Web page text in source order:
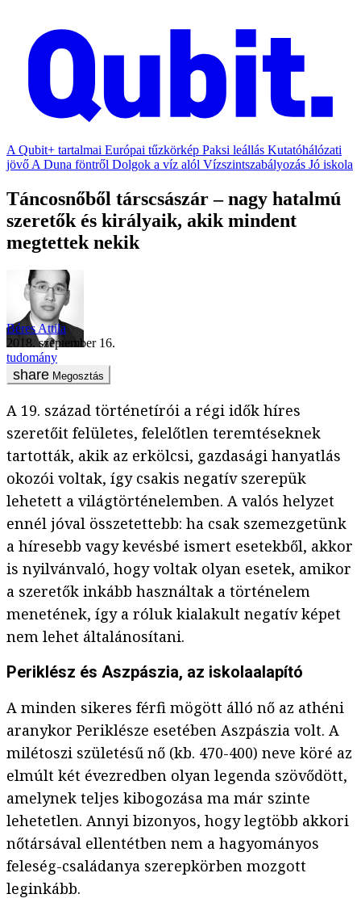
A Qubit+ tartalmai Európai tűzkörkép Paksi leállás Kutatóhálózati
jövő A Duna föntről Dolgok a víz alól Vízszintszabályozás Jó iskola
Táncosnőből társcsászár – nagy hatalmú
szeretők és királyaik, akik mindent
megtettek nekik
Béres Attila
2018. szeptember 16.
tudomány
Megosztás
A 19. század történetírói a régi idők híres
szeretőit felületes, felelőtlen teremtéseknek
tartották, akik az erkölcsi, gazdasági hanyatlás
okozói voltak, így csakis negatív szerepük
lehetett a világtörténelemben. A valós helyzet
ennél jóval összetettebb: ha csak szemezgetünk
a híresebb vagy kevésbé ismert esetekből, akkor
is nyilvánvaló, hogy voltak olyan esetek, amikor
a szeretők inkább használtak a történelem
menetének, így a róluk kialakult negatív képet
nem lehet általánosítani.
Periklész és Aszpászia, az iskolaalapító
A minden sikeres férfi mögött álló nő az athéni
aranykor Periklésze esetében Aszpászia volt. A
milétoszi születésű nő (kb. 470-400) neve köré az
elmúlt két évezredben olyan legenda szövődött,
amelynek teljes kibogozása ma már szinte
lehetetlen. Annyi bizonyos, hogy legtöbb akkori
nőtársával ellentétben nem a hagyományos
feleség-családanya szerepkörben mozgott
leginkább.